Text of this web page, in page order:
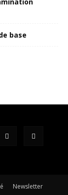
base
Newsletter